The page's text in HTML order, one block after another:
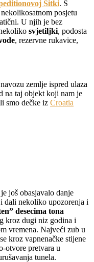
Sitki. S
posjetu
U njih je bez
svjetiljki, podosta
, rezervne rukavice,
zemlje ispred ulaza
na taj objekt koji nam je
smo dečke iz Croatia
još obasjavalo danje
dali nekoliko upozorenja i
desecima tona
kroz dugi niz godina i
vremena. Najveći zub u
kroz vapnenačke stijene
otvore pretvara u
tunela.